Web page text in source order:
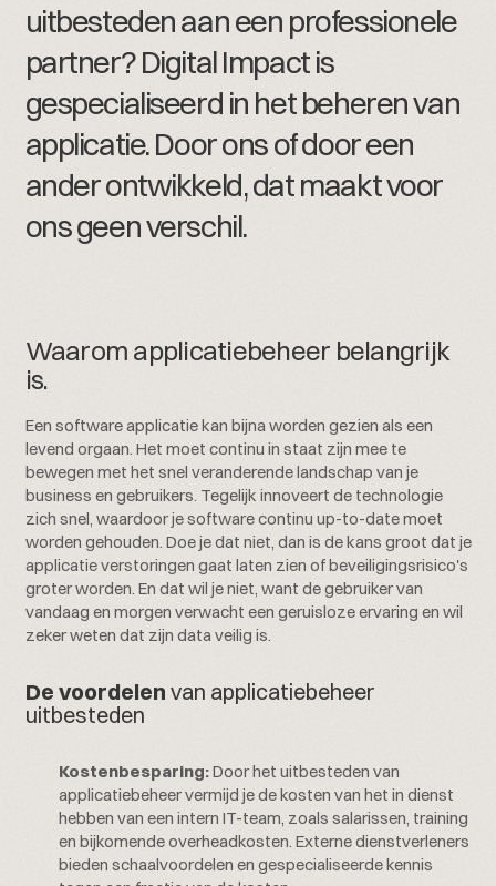
uitbestedenaaneen professionele
partner? DigitalImpactis
gespecialiseerd in hetbeherenvan
applicatie.Dooronsofdooreen
anderontwikkeld,datmaaktvoor
onsgeenverschil.
Waarom applicatiebeheer belangrijk
is.
Een software applicatie kan bijna worden gezien als een
levend orgaan. Het moet continu in staat zijn mee te
bewegen met het snel veranderende landschap van je
business en gebruikers. Tegelijk innoveert de technologie
zich snel, waardoor je software continu up-to-date moet
worden gehouden. Doe je dat niet, dan is de kans groot dat je
applicatie verstoringen gaat laten zien of beveiligingsrisico's
groter worden. En dat wil je niet, want de gebruiker van
vandaag en morgen verwacht een geruisloze ervaring en wil
zeker weten dat zijn data veilig is.
De voordelen van applicatiebeheer
uitbesteden
Kostenbesparing:Door het uitbesteden van
applicatiebeheer vermijd je de kosten van het in dienst
hebben van een intern IT-team, zoals salarissen, training
en bijkomende overheadkosten. Externe dienstverleners
bieden schaalvoordelen en gespecialiseerde kennis